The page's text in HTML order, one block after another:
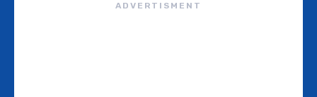
ADVERTISMENT